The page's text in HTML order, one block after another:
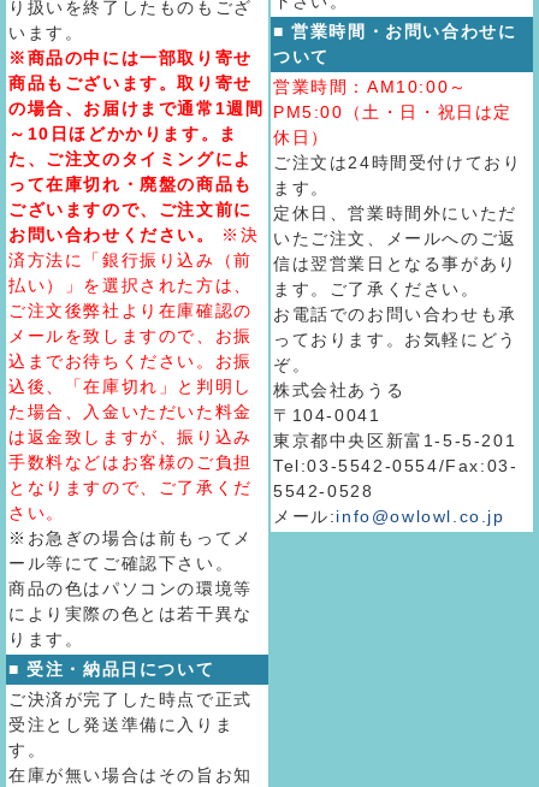
り扱いを終了したものもござ
います。
※商品の中には一部取り寄せ
商品もございます。取り寄せ
の場合、お届けまで通常1週間
～10日ほどかかります。ま
た、ご注文のタイミングによ
って在庫切れ・廃盤の商品も
ございますので、ご注文前に
お問い合わせください。
※決
済方法に「銀行振り込み（前
払い）」を選択された方は、
ご注文後弊社より在庫確認の
メールを致しますので、お振
込までお待ちください。お振
込後、「在庫切れ」と判明し
た場合、入金いただいた料金
は返金致しますが、振り込み
手数料などはお客様のご負担
となりますので、ご了承くだ
さい。
※お急ぎの場合は前もってメ
ール等にてご確認下さい。
商品の色はパソコンの環境等
により実際の色とは若干異な
ります。
■ 受注・納品日について
ご決済が完了した時点で正式
受注とし発送準備に入りま
す。
在庫が無い場合はその旨お知
■ 営業時間・お問い合わせに
ついて
営業時間：AM10:00～
PM5:00（土・日・祝日は定
休日）
ご注文は24時間受付けており
ます。
定休日、営業時間外にいただ
いたご注文、メールへのご返
信は翌営業日となる事があり
ます。ご了承ください。
お電話でのお問い合わせも承
っております。お気軽にどう
ぞ。
株式会社あうる
〒104-0041
東京都中央区新富1-5-5-201
Tel:03-5542-0554/Fax:03-
5542-0528
メール:info@owlowl.co.jp